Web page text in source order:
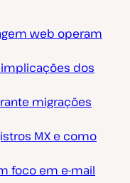
web operam
dos
migrações
MX e como
foco em e-mail